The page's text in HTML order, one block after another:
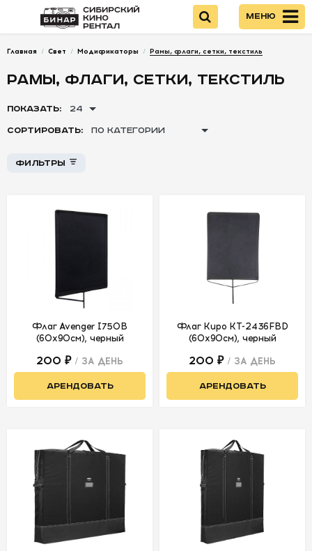
Войти
ПИТАНИЕ
ЗВУКОВОЕ
ОБОРУДОВАНИЕ
Постоянный
накамерные и
аксессуары
Модификаторы
Софтбоксы
Линзы, шторки,
Меню
Главная / Свет / Модификаторы / Рамы, флаги, сетки, текстиль
Стоимость
РАМЫ, ФЛАГИ, СЕТКИ, ТЕКСТИЛЬ
ПОКАЗАТЬ: 24
СОРТИРОВАТЬ: ПО КАТЕГОРИИ
Фильтры
Флаг Avenger I750B
(60х90см), черный
200 ₽ / ЗА ДЕНЬ
АРЕНДОВАТЬ
Флаг Kupo KT-2436FBD
(60х90см), черный
200 ₽ / ЗА ДЕНЬ
АРЕНДОВАТЬ